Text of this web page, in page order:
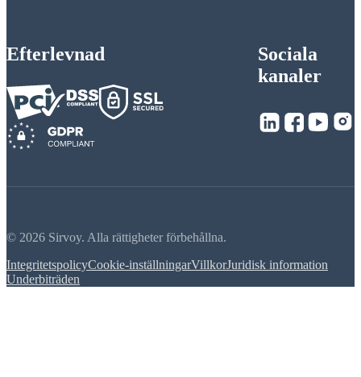
Efterlevnad
Sociala
kanaler
© 2026 Sirvoy. Alla rättigheter förbehållna.
IntegritetspolicyCookie-inställningarVillkorJuridisk information
Underbiträden